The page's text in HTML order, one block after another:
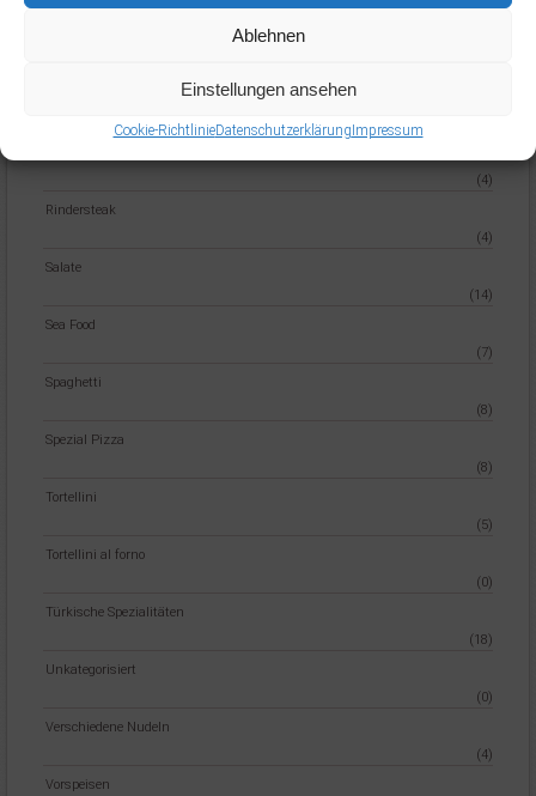
Ablehnen
Einstellungen ansehen
Cookie-RichtlinieDatenschutzerklärung Impressum
(0)
(4)
Rindersteak
(4)
Salate
(14)
Sea Food
(7)
Spaghetti
(8)
Spezial Pizza
(8)
Tortellini
(5)
Tortellini al forno
(0)
Türkische Spezialitäten
(18)
Unkategorisiert
(0)
Verschiedene Nudeln
(4)
Vorspeisen